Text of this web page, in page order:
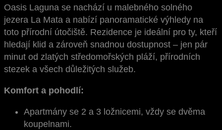
Oasis Laguna se nachází u malebného solného
jezera La Mata a nabízí panoramatické výhledy na
toto přírodní útočiště. Rezidence je ideální pro ty, kteří
hledají klid a zároveň snadnou dostupnost – jen pár
minut od zlatých středomořských pláží, přírodních
stezek a všech důležitých služeb.
Komfort a pohodlí:
Apartmány se 2 a 3 ložnicemi, vždy se dvěma
koupelnami.